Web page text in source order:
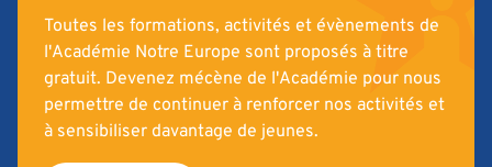
Toutes les formations, activités et évènements de
l'Académie Notre Europe sont proposés à titre
gratuit. Devenez mécène de l'Académie pour nous
permettre de continuer à renforcer nos activités et
à sensibiliser davantage de jeunes.